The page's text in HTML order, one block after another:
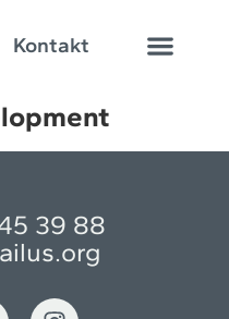
Kontakt
39 88